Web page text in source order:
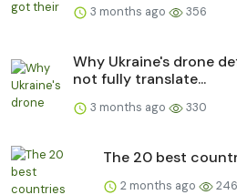
3 months ago 356
Why Ukraine's drone
not fully translate...
3 months ago 330
The 20 best
2 months ago 246